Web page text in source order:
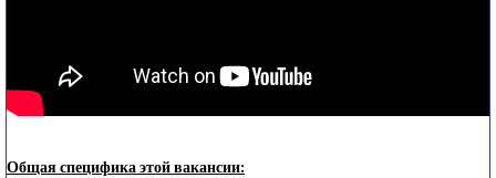
Общая специфика этой вакансии: